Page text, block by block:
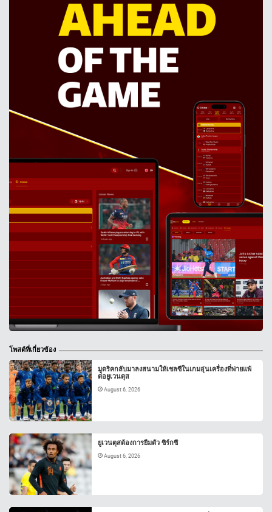
โพสต์ที่เกี่ยวข้อง
มูดริคกลับมาลงสนามให้เชลซีในเกมอุ่นเครื่องที่พ่ายแพ้
ต่อยูเวนตุส
August 6, 2026
ยูเวนตุสต้องการยืมตัว ซิร์กซี
August 6, 2026